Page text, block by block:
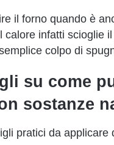
il forno quando è
calore infatti scioglie
colpo di
su come
sostanze
pratici da